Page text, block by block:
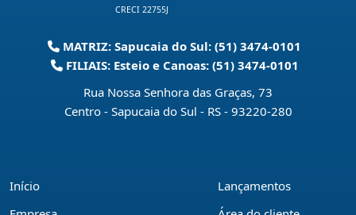
CRECI 22755J
MATRIZ: Sapucaia do Sul: (51) 3474-0101
FILIAIS: Esteio e Canoas: (51) 3474-0101
Rua Nossa Senhora das Graças, 73
Centro - Sapucaia do Sul - RS - 93220-280
Início
Lançamentos